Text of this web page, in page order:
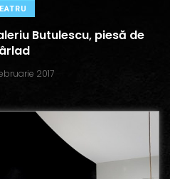
Butulescu, piesă de
2017